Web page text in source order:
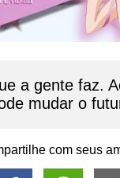
a gente faz.
mudar o
com seus